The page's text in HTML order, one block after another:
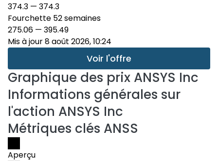
374.3 — 374.3
Fourchette 52 semaines
275.06 — 395.49
Mis à jour 8 août 2026, 10:24
Voir l'offre
Graphique des prix ANSYS Inc
Informations générales sur
l'action ANSYS Inc
Métriques clés ANSS
Aperçu